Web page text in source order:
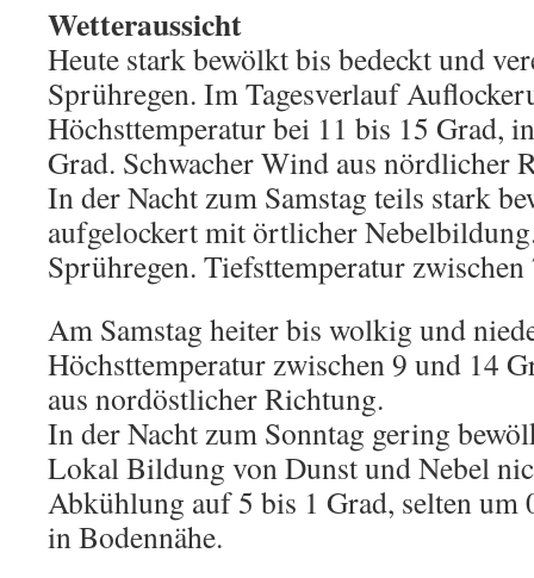
Wetteraussicht
Heute stark bewölkt bis bedeckt und
Sprühregen. Im Tagesverlauf
Höchsttemperatur bei 11 bis 15 Grad,
Grad. Schwacher Wind aus nördlicher
In der Nacht zum Samstag teils stark
aufgelockert mit örtlicher
Sprühregen. Tiefsttemperatur
Am Samstag heiter bis wolkig und
Höchsttemperatur zwischen 9 und 14
aus nordöstlicher Richtung.
In der Nacht zum Sonntag gering
Lokal Bildung von Dunst und Nebel
Abkühlung auf 5 bis 1 Grad, selten
in Bodennähe.